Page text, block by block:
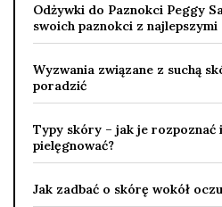
Odżywki do Paznokci Peggy
swoich paznokci z
Wyzwania związane z suchą
poradzić
Typy skóry – jak je rozpoznać
pielęgnować?
Jak zadbać o skórę wokół